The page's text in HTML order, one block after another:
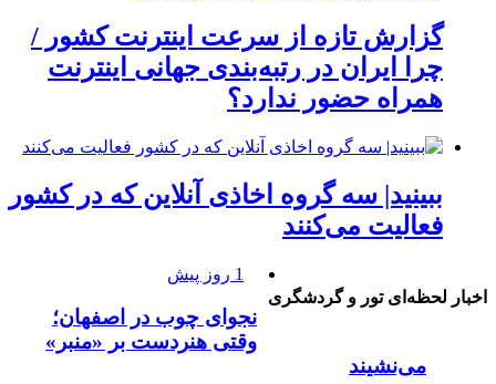
گزارش تازه از سرعت اینترنت کشور /
چرا ایران در رتبه‌بندی جهانی اینترنت
همراه حضور ندارد؟
ببینید| سه گروه اخاذی آنلاین که در کشور
فعالیت می‌کنند
اخبار لحظه‌ای تور و گردشگری
1 روز پیش
نجوای چوب در اصفهان؛
وقتی هنردست بر «منبر»
می‌نشیند